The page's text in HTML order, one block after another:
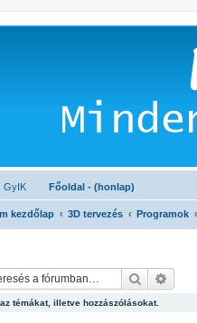
GyIK Főoldal - (honlap)
kezdőlap 3D tervezés Programok
Keresés
témákat, illetve hozzászólásokat.